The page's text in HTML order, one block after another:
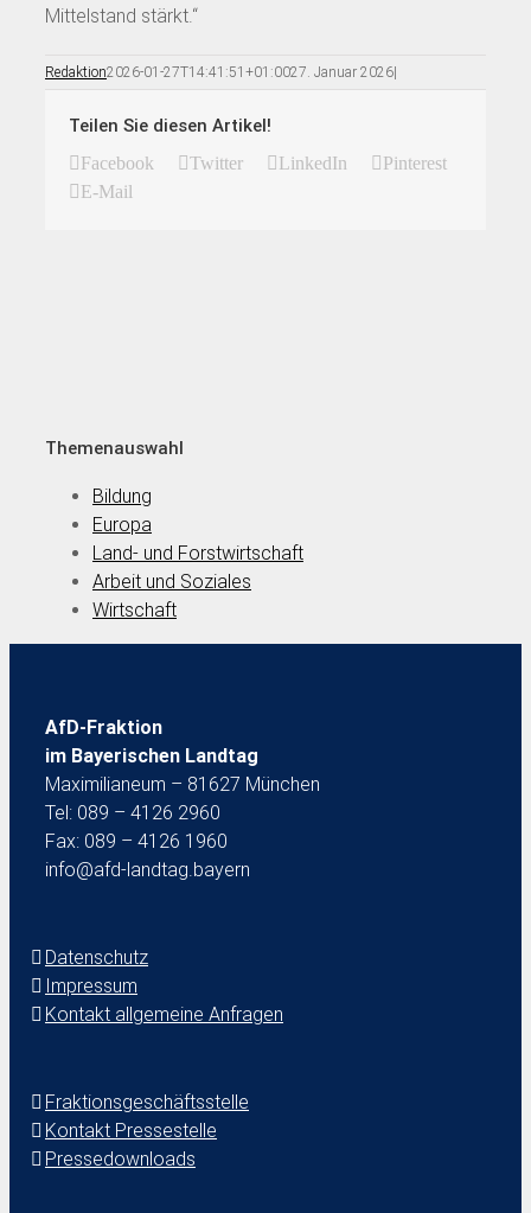
Mittelstand stärkt.“
Redaktion2026-01-27T14:41:51+01:0027. Januar 2026|
Teilen Sie diesen Artikel!
Facebook Twitter LinkedIn
Pinterest
E-Mail
Themenauswahl
Bildung
Europa
Land- und Forstwirtschaft
Arbeit und Soziales
Wirtschaft
AfD-Fraktion
im Bayerischen Landtag
Maximilianeum – 81627 München
Tel: 089 – 4126 2960
Fax: 089 – 4126 1960
info@afd-landtag.bayern
Datenschutz
Impressum
Kontakt allgemeine Anfragen
Fraktionsgeschäftsstelle
Kontakt Pressestelle
Pressedownloads